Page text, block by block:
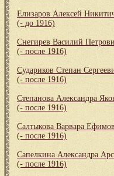
Елизаров Алексей
(- до 1916)
Снегирев Василий
(- после 1916)
Судариков Степан
(- после 1916)
Степанова Александра
(- после 1916)
Салтыкова Варвара
(- после 1916)
Сапелкина Александра
(- после 1916)